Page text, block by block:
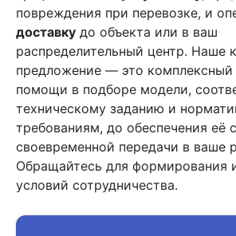
повреждения при перевозке, и
доставку до объекта или в ваш
распределительный центр. Наше
предложение — это комплексный
помощи в подборе модели,
техническому заданию и
требованиям, до обеспечения её
своевременной передачи в ваше
Обращайтесь для формирования
условий сотрудничества.